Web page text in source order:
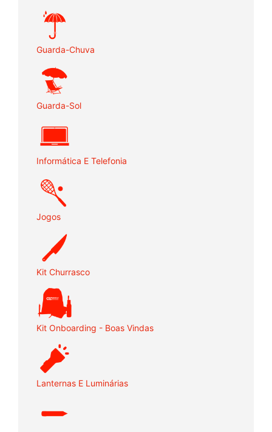
Guarda-Chuva
Guarda-Sol
Informática E Telefonia
Jogos
Kit Churrasco
Kit Onboarding - Boas Vindas
Lanternas E Luminárias